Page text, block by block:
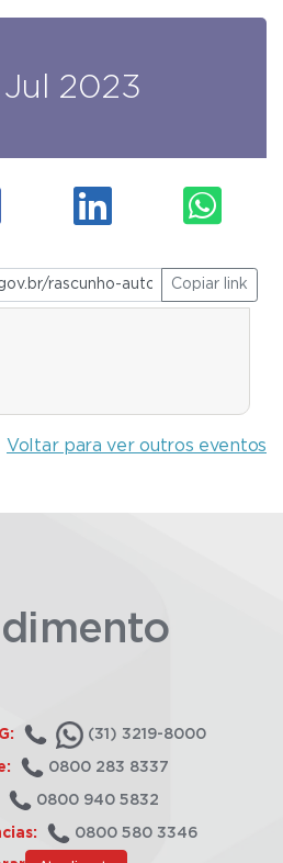
Jul 2023
Copiar link
Voltar para ver outros eventos
(31) 3219-8000
0800 283 8337
0800 940 5832
0800 580 3346